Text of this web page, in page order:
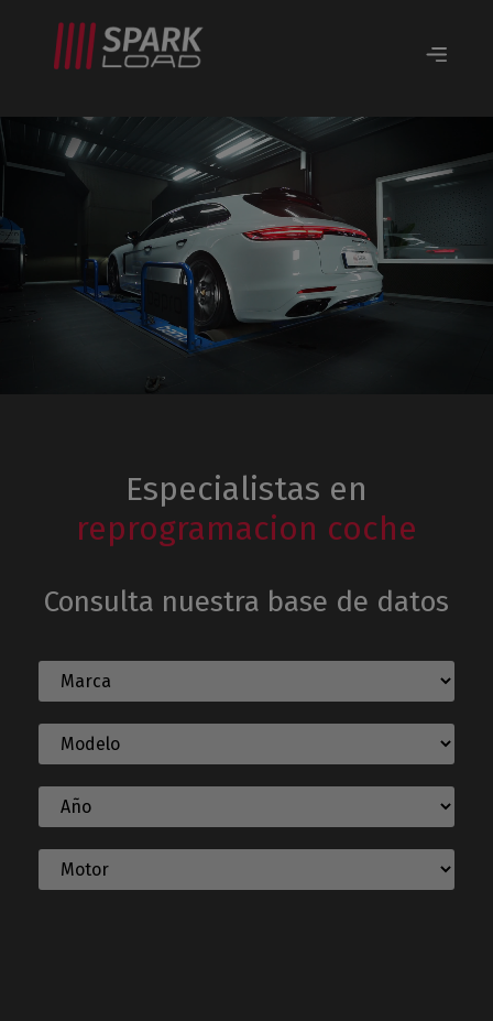
Especialistas en
reprogramacion coche
Consulta nuestra base de datos